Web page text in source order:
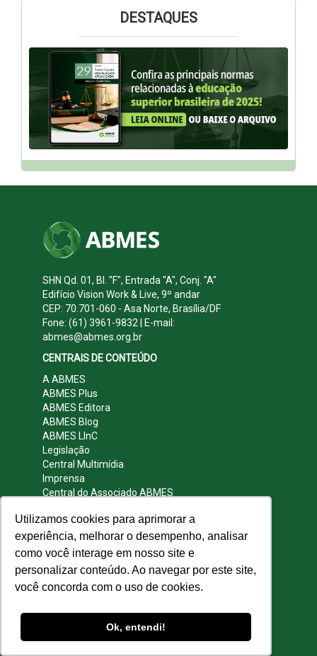
Utilizamos cookies para aprimorar a
experiência, melhorar o desempenho, analisar
como você interage em nosso site e
personalizar conteúdo. Ao navegar por este site,
você concorda com o uso de cookies.
Ok, entendi!
DESTAQUES
SHN Qd. 01, Bl. "F", Entrada "A", Conj. "A"
Edifício Vision Work & Live, 9º andar
CEP: 70.701-060 - Asa Norte, Brasília/DF
Fone: (61) 3961-9832 | E-mail:
abmes@abmes.org.br
CENTRAIS DE CONTEÚDO
A ABMES
ABMES Plus
ABMES Editora
ABMES Blog
ABMES LInC
Legislação
Central Multimídia
Imprensa
Central do Associado ABMES
REDES SOCIAIS
reservados.